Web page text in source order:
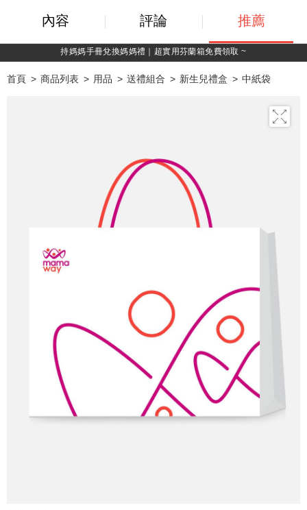
持媽媽手冊兌換媽媽禮｜超實用芬蘭箱免費領取 ~
首頁 商品列表 用品 送禮組合 新生兒禮盒 中紙袋
內容 評論 推薦